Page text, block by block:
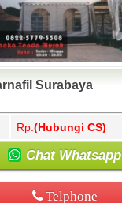
Surabaya
Rp. (Hubungi CS)
Chat Whatsapp
Telphone